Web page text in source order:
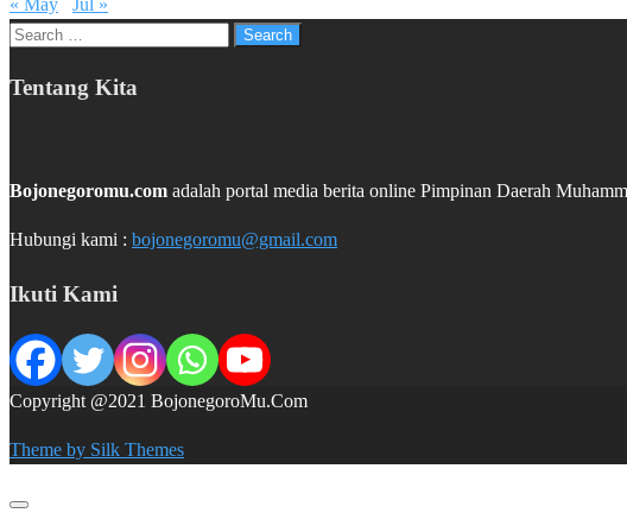
Search
Tentang Kita
Bojonegoromu.com adalah portal media berita online Pimpinan Daerah
Hubungi kami : bojonegoromu@gmail.com
Ikuti Kami
Copyright @2021 BojonegoroMu.Com
Theme by Silk Themes